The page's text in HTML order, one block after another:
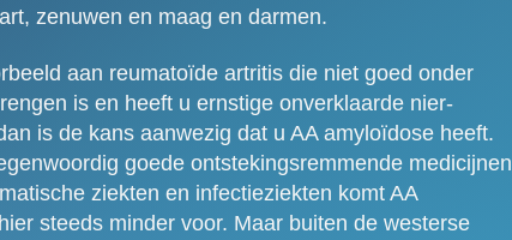
zenuwen en maag en darmen.
aan reumatoïde artritis die niet goed onder
is en heeft u ernstige onverklaarde nier-
is de kans aanwezig dat u AA amyloïdose heeft.
goede ontstekingsremmende medicijnen
ziekten en infectieziekten komt AA
steeds minder voor. Maar buiten de westerse